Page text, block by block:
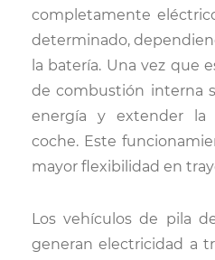
completamente
determinado,
la batería. Una vez que
de combustión interna
energía y extender la
coche. Este
mayor flexibilidad en
Los vehículos de pila
generan electricidad a